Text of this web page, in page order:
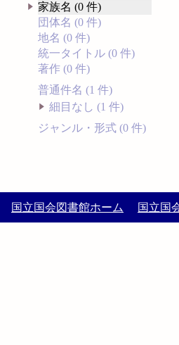
家族名 (0 件)
団体名 (0 件)
地名 (0 件)
統一タイトル (0 件)
著作 (0 件)
普通件名 (1 件)
細目なし (1 件)
ジャンル・形式 (0 件)
国立国会図書館ホーム 国立国